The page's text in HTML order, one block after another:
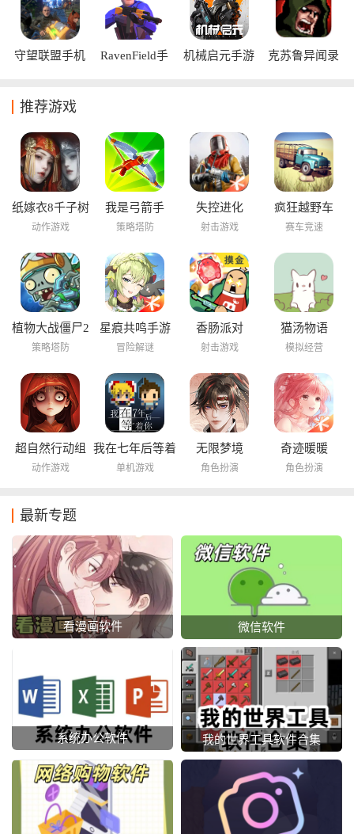
守望联盟手机
RavenField手
机械启元手游
克苏鲁异闻录
推荐游戏
纸嫁衣8千子树
动作游戏
我是弓箭手
策略塔防
失控进化
射击游戏
疯狂越野车
赛车竞速
植物大战僵尸2
海底世界
策略塔防
星痕共鸣手游
冒险解谜
香肠派对
射击游戏
猫汤物语
模拟经营
超自然行动组
动作游戏
我在七年后等着
你
单机游戏
无限梦境
角色扮演
奇迹暖暖
角色扮演
最新专题
看漫画软件 微信软件
系统办公软件 我的世界工具软件合集